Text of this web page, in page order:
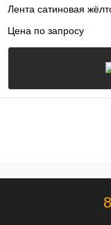
Лента сатиновая
Цена по запросу